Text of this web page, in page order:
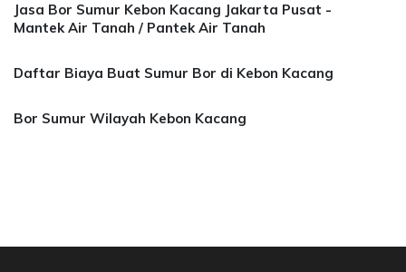
Jasa Bor Sumur Kebon Kacang Jakarta Pusat -
Mantek Air Tanah / Pantek Air Tanah
Daftar Biaya Buat Sumur Bor di Kebon Kacang
Bor Sumur Wilayah Kebon Kacang